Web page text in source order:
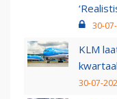
30-
KLM
30-07-